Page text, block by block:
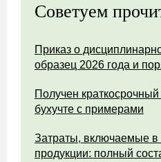
Советуем
Приказ о
образец 2026 года и
Получен
бухучте с примерами
Затраты, включаемые в
продукции: полный